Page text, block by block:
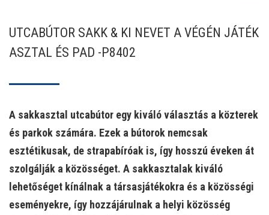
UTCABÚTOR SAKK & KI NEVET A VÉGÉN JÁTÉK
ASZTAL ÉS PAD -P8402
A sakkasztal utcabútor egy kiváló választás a közterek
és parkok számára. Ezek a bútorok nemcsak
esztétikusak, de strapabíróak is, így hosszú éveken át
szolgálják a közösséget. A sakkasztalak kiváló
lehetőséget kínálnak a társasjátékokra és a közösségi
eseményekre, így hozzájárulnak a helyi közösség